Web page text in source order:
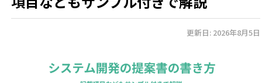
更新日: 2026年8月5日